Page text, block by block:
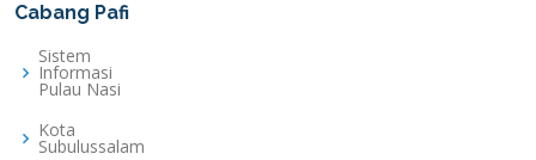
Cabang Pafi
Sistem
Informasi
Pulau Nasi
Kota
Subulussalam